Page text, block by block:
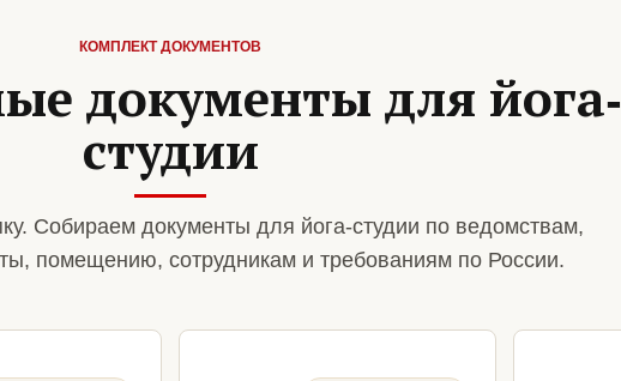
КОМПЛЕКТ ДОКУМЕНТОВ
документы для йога-
студии
Собираем документы для йога-студии по ведомствам,
помещению, сотрудникам и требованиям по России.